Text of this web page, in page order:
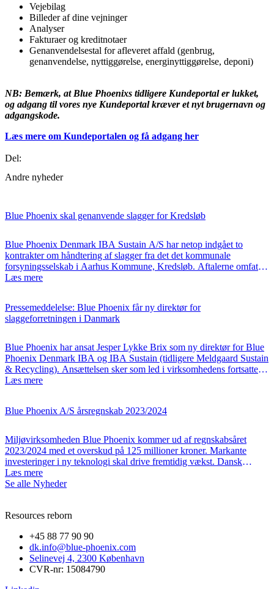
Vejebilag
Billeder af dine vejninger
Analyser
Fakturaer og kreditnotaer
Genanvendelsestal for afleveret affald (genbrug,
genanvendelse, nyttiggørelse, energinyttiggørelse, deponi)
NB: Bemærk, at Blue Phoenixs tidligere Kundeportal er lukket,
og adgang til vores nye Kundeportal kræver et nyt brugernavn og
adgangskode.
Læs mere om Kundeportalen og få adgang her
Del:
Andre nyheder
Blue Phoenix skal genanvende slagger for Kredsløb
Blue Phoenix Denmark IBA Sustain A/S har netop indgået to
kontrakter om håndtering af slagger fra det det kommunale
forsyningsselskab i Aarhus Kommune, Kredsløb. Aftalerne omfatter
deres anlæg i Lisbjerg med ca. 45.000 tons og anlægget i
Læs mere
Pressemeddelelse: Blue Phoenix får ny direktør for
slaggeforretningen i Danmark
Blue Phoenix har ansat Jesper Lykke Brix som ny direktør for Blue
Phoenix Denmark IBA og IBA Sustain (tidligere Meldgaard Sustain
& Recycling). Ansættelsen sker som led i virksomhedens fortsatte
udvikling efter Blue Phoenix’ overtagelse af de tidligere Meldgaard-
Læs mere
Blue Phoenix A/S årsregnskab 2023/2024
Miljøvirksomheden Blue Phoenix kommer ud af regnskabsåret
2023/2024 med et overskud på 125 millioner kroner. Markante
investeringer i ny teknologi skal drive fremtidig vækst. Dansk
økonomi er stærk, men bygge- og anlægsbranchen er fortsat
påvirket af makroøkonomisk usikkerhed. Det til trods lander Blue
Læs mere
Se alle Nyheder
Resources reborn
+45 88 77 90 90
dk.info@blue-phoenix.com
Selinevej 4, 2300 København
CVR-nr: 15084790